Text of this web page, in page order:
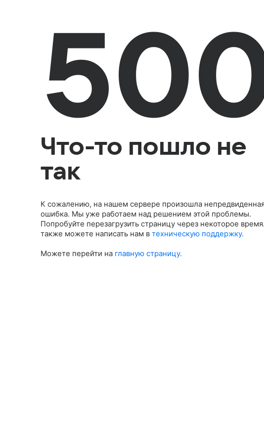
Что-то пошло не
так
К сожалению, на нашем сервере произошла
ошибка. Мы уже работаем над решением этой проблемы.
Попробуйте перезагрузить страницу через некоторое
также можете написать нам в техническую поддержку.
Можете перейти на главную страницу.